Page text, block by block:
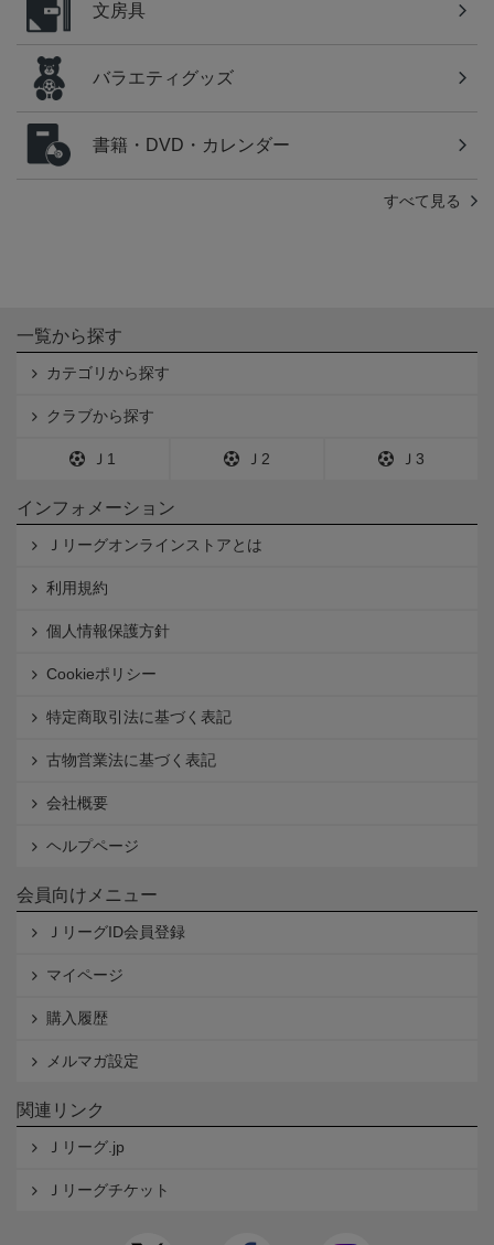
文房具
バラエティグッズ
書籍・DVD・カレンダー
すべて見る
一覧から探す
カテゴリから探す
クラブから探す
Ｊ1 Ｊ2 Ｊ3
インフォメーション
Ｊリーグオンラインストアとは
利用規約
個人情報保護方針
Cookieポリシー
特定商取引法に基づく表記
古物営業法に基づく表記
会社概要
ヘルプページ
会員向けメニュー
ＪリーグID会員登録
マイページ
購入履歴
メルマガ設定
関連リンク
Ｊリーグ.jp
Ｊリーグチケット